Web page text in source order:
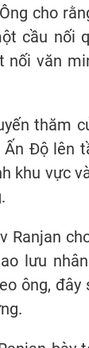
cho
cầu nối
nối văn
thăm
Độ lên
khu vực
Ranjan
lưu
ông,